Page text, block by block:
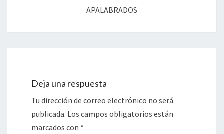
APALABRADOS
Deja una respuesta
Tu dirección de correo electrónico no será
publicada. Los campos obligatorios están
marcados con *